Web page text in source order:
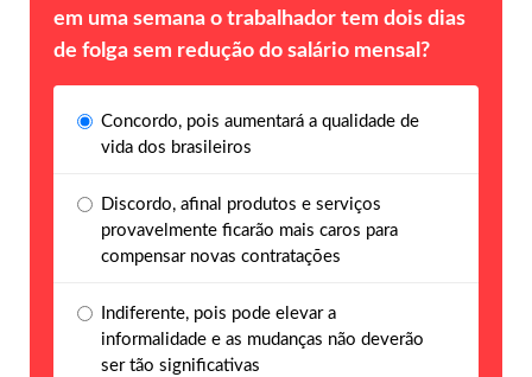
em uma semana o trabalhador tem dois dias
de folga sem redução do salário mensal?
Concordo, pois aumentará a qualidade de
vida dos brasileiros
Discordo, afinal produtos e serviços
provavelmente ficarão mais caros para
compensar novas contratações
Indiferente, pois pode elevar a
informalidade e as mudanças não deverão
ser tão significativas